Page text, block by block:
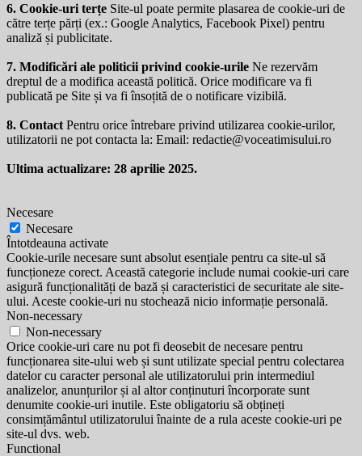
6. Cookie-uri terțe Site-ul poate permite plasarea de cookie-uri de
către terțe părți (ex.: Google Analytics, Facebook Pixel) pentru
analiză și publicitate.
7. Modificări ale politicii privind cookie-urile Ne rezervăm
dreptul de a modifica această politică. Orice modificare va fi
publicată pe Site și va fi însoțită de o notificare vizibilă.
8. Contact Pentru orice întrebare privind utilizarea cookie-urilor,
utilizatorii ne pot contacta la: Email: redactie@voceatimisului.ro
Ultima actualizare: 28 aprilie 2025.
Necesare
Necesare
Întotdeauna activate
Cookie-urile necesare sunt absolut esențiale pentru ca site-ul să
funcționeze corect. Această categorie include numai cookie-uri care
asigură funcționalități de bază și caracteristici de securitate ale site-
ului. Aceste cookie-uri nu stochează nicio informație personală.
Non-necessary
Non-necessary
Orice cookie-uri care nu pot fi deosebit de necesare pentru
funcționarea site-ului web și sunt utilizate special pentru colectarea
datelor cu caracter personal ale utilizatorului prin intermediul
analizelor, anunțurilor și al altor conținuturi încorporate sunt
denumite cookie-uri inutile. Este obligatoriu să obțineți
consimțământul utilizatorului înainte de a rula aceste cookie-uri pe
site-ul dvs. web.
Functional